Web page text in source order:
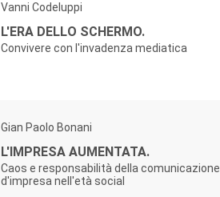
Vanni Codeluppi
L'ERA DELLO SCHERMO.
Convivere con l'invadenza mediatica
Gian Paolo Bonani
L'IMPRESA AUMENTATA.
Caos e responsabilità della comunicazione
d'impresa nell'età social